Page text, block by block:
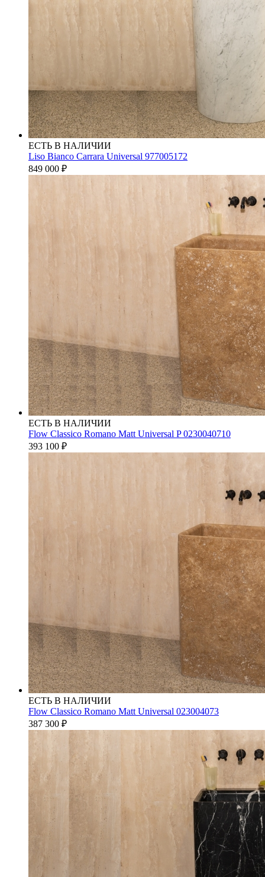
ЕСТЬ В НАЛИЧИИ
Liso Bianco Carrara Universal 977005172
849 000 ₽
ЕСТЬ В НАЛИЧИИ
Flow Classico Romano Matt Universal P 0230040710
393 100 ₽
ЕСТЬ В НАЛИЧИИ
Flow Classico Romano Matt Universal 023004073
387 300 ₽